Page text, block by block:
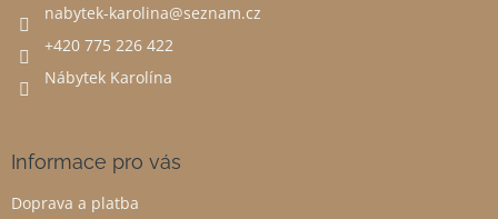
nabytek-karolina@seznam.cz
+420 775 226 422
Nábytek Karolína
Informace pro vás
Doprava a platba